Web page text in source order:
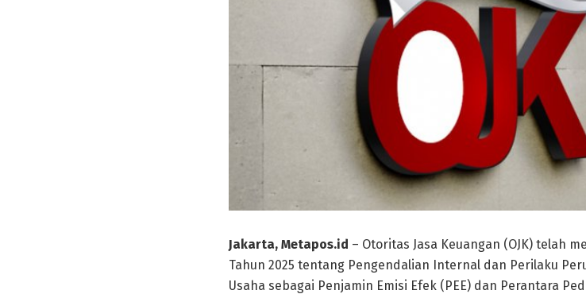
Jakarta, Metapos.id – Otoritas Jasa Keuangan (OJK) telah
Tahun 2025 tentang Pengendalian Internal dan Perilaku
Usaha sebagai Penjamin Emisi Efek (PEE) dan Perantara